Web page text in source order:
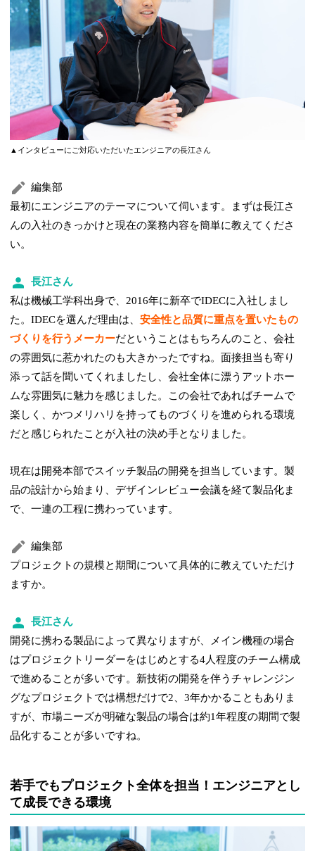
▲インタビューにご対応いただいたエンジニアの長江さん
編集部
最初にエンジニアのテーマについて伺います。まずは長江さ
んの入社のきっかけと現在の業務内容を簡単に教えてくださ
い。
長江さん
私は機械工学科出身で、2016年に新卒でIDECに入社しまし
た。IDECを選んだ理由は、安全性と品質に重点を置いたもの
づくりを行うメーカーだということはもちろんのこと、会社
の雰囲気に惹かれたのも大きかったですね。面接担当も寄り
添って話を聞いてくれましたし、会社全体に漂うアットホー
ムな雰囲気に魅力を感じました。この会社であればチームで
楽しく、かつメリハリを持ってものづくりを進められる環境
だと感じられたことが入社の決め手となりました。
現在は開発本部でスイッチ製品の開発を担当しています。製
品の設計から始まり、デザインレビュー会議を経て製品化ま
で、一連の工程に携わっています。
編集部
プロジェクトの規模と期間について具体的に教えていただけ
ますか。
長江さん
開発に携わる製品によって異なりますが、メイン機種の場合
はプロジェクトリーダーをはじめとする4人程度のチーム構成
で進めることが多いです。新技術の開発を伴うチャレンジン
グなプロジェクトでは構想だけで2、3年かかることもありま
すが、市場ニーズが明確な製品の場合は約1年程度の期間で製
品化することが多いですね。
若手でもプロジェクト全体を担当！エンジニアとし
て成長できる環境